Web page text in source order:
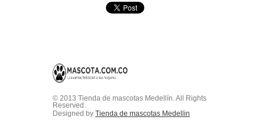
© 2013 Tienda de mascotas Medellín. All Rights
Reserved.
Designed by Tienda de mascotas Medellin